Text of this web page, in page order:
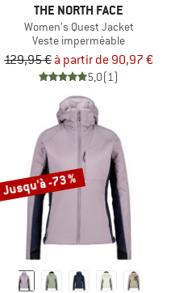
THE NORTH FACE
Women's Quest Jacket
Veste imperméable
129,95 € à partir de 90,97 €
5,0(1)
Jusqu'à -73 %